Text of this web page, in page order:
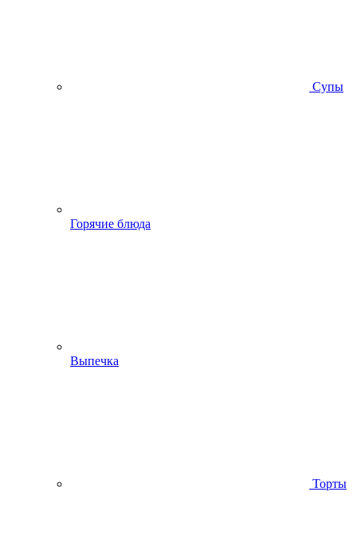
Супы
Горячие блюда
Выпечка
Торты